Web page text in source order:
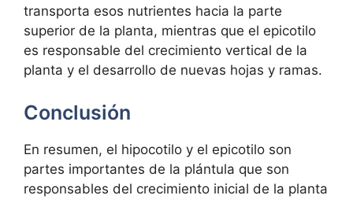
transporta esos nutrientes hacia la parte
superior de la planta, mientras que el epicotilo
es responsable del crecimiento vertical de la
planta y el desarrollo de nuevas hojas y ramas.
Conclusión
En resumen, el hipocotilo y el epicotilo son
partes importantes de la plántula que son
responsables del crecimiento inicial de la planta